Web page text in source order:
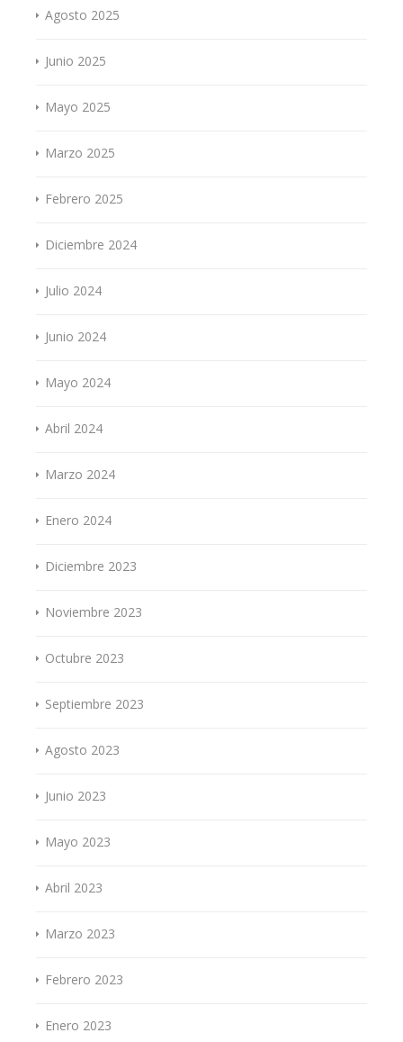
Agosto 2025
Junio 2025
Mayo 2025
Marzo 2025
Febrero 2025
Diciembre 2024
Julio 2024
Junio 2024
Mayo 2024
Abril 2024
Marzo 2024
Enero 2024
Diciembre 2023
Noviembre 2023
Octubre 2023
Septiembre 2023
Agosto 2023
Junio 2023
Mayo 2023
Abril 2023
Marzo 2023
Febrero 2023
Enero 2023